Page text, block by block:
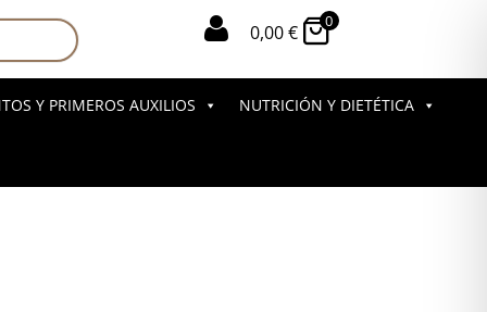
 0,00€
0
Y PRIMEROS AUXILIOS NUTRICIÓN Y DIETÉTICA